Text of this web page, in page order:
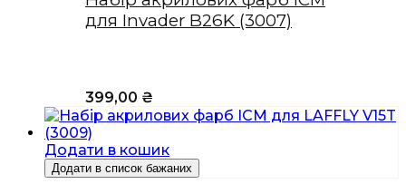
для Invader B26K (3007)
399,00 ₴
Додати в кошик
Додати в список бажаних